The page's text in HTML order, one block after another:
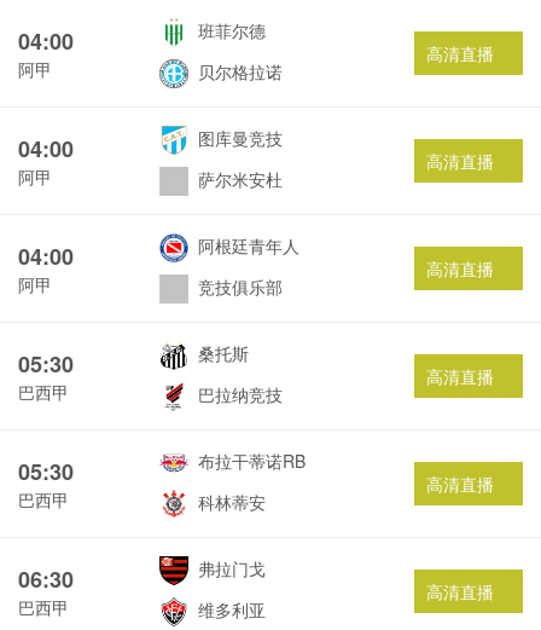
04:00
阿甲
班菲尔德
贝尔格拉诺
高清直播
04:00
阿甲
图库曼竞技
萨尔米安杜
高清直播
04:00
阿甲
阿根廷青年人
竞技俱乐部
高清直播
05:30
巴西甲
桑托斯
巴拉纳竞技
高清直播
05:30
巴西甲
布拉干蒂诺RB
科林蒂安
高清直播
06:30
巴西甲
弗拉门戈
维多利亚
高清直播